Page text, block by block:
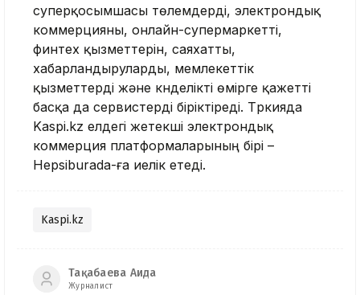
суперқосымшасы төлемдерді, электрондық
коммерцияны, онлайн-супермаркетті,
финтех қызметтерін, саяхатты,
хабарландыруларды, мемлекеттік
қызметтерді және күнделікті өмірге қажетті
басқа да сервистерді біріктіреді. Түркияда
Kaspi.kz елдегі жетекші электрондық
коммерция платформаларының бірі –
Hepsiburada-ға иелік етеді.
Kaspi.kz
Тақабаева Аида
Журналист